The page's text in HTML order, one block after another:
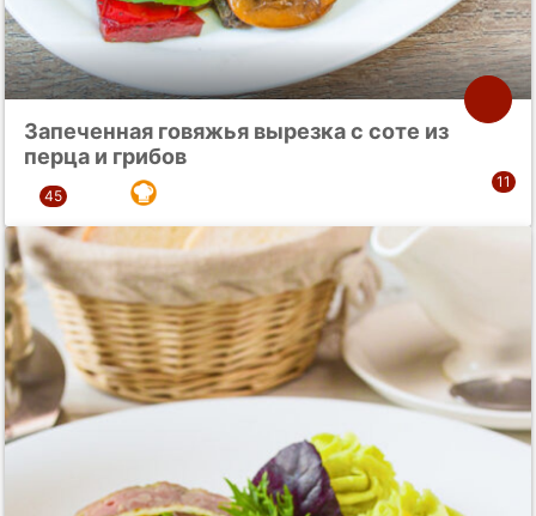
Запеченная говяжья вырезка с соте из
перца и грибов